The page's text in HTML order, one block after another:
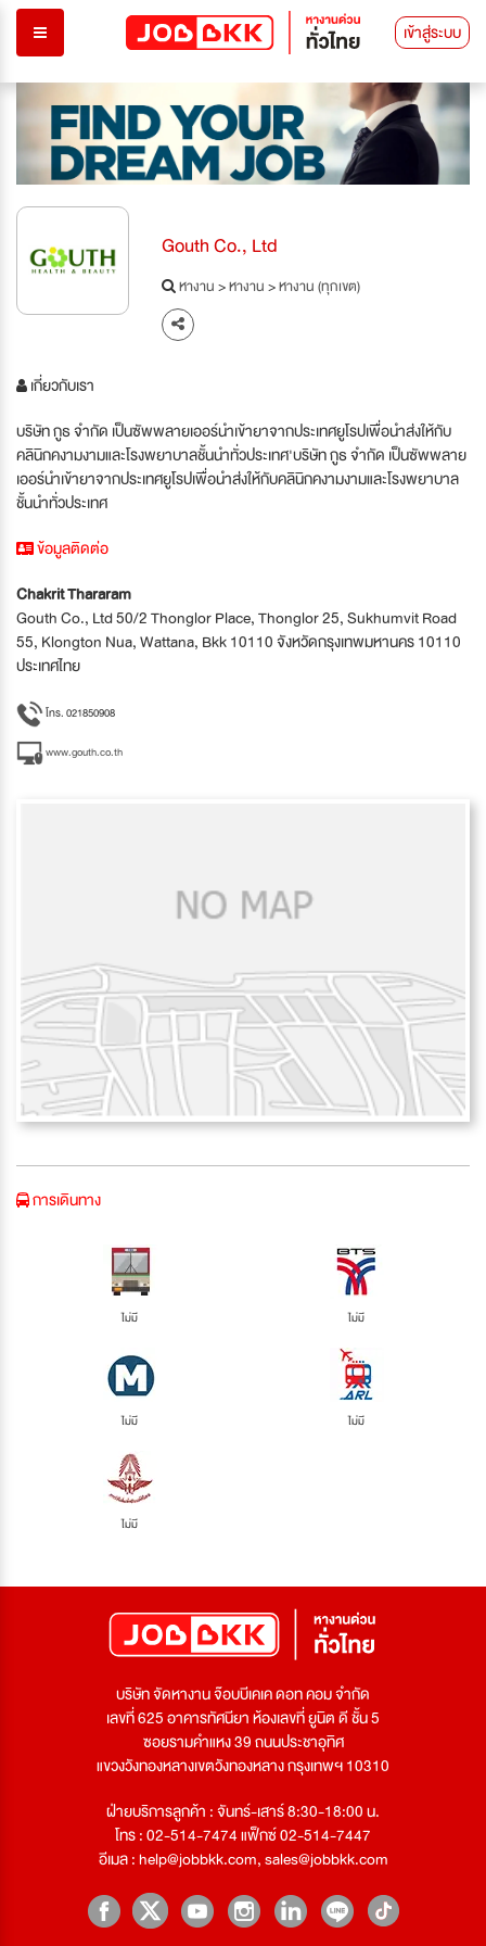
เข้าสู่ระบบ
Gouth Co., Ltd
หางาน>หางาน>หางาน (ทุกเขต)
เกี่ยวกับเรา
บริษัท กูธ จำกัด เป็นซัพพลายเออร์นำเข้ายาจากประเทศยูโรปเพื่อนำส่งให้กับ
คลินิกคงามงามและโรงพยาบาลชั้นนำทั่วประเทศ'บริษัท กูธ จำกัด เป็นซัพพลาย
เออร์นำเข้ายาจากประเทศยูโรปเพื่อนำส่งให้กับคลินิกคงามงามและโรงพยาบาล
ชั้นนำทั่วประเทศ
ข้อมูลติดต่อ
Chakrit Thararam
Gouth Co., Ltd 50/2 Thonglor Place, Thonglor 25, Sukhumvit Road
55, Klongton Nua, Wattana, Bkk 10110 จังหวัดกรุงเทพมหานคร 10110
ประเทศไทย
โทร. 021850908
www.gouth.co.th
การเดินทาง
ไม่มี ไม่มี
ไม่มี ไม่มี
ไม่มี
บริษัท จัดหางาน จ๊อบบีเคเค ดอท คอม จำกัด
เลขที่ 625 อาคารทัศนียา ห้องเลขที่ ยูนิต ดี ชั้น 5
ซอยรามคำแหง 39 ถนนประชาอุทิศ
แขวงวังทองหลางเขตวังทองหลาง กรุงเทพฯ 10310
ฝ่ายบริการลูกค้า : จันทร์-เสาร์ 8:30-18:00 น.
โทร : 02-514-7474 แฟ็กซ์ 02-514-7447
อีเมล :help@jobbkk.com,sales@jobbkk.com